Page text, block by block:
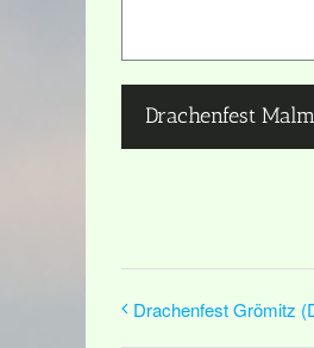
Drachenfest
Drachenfest Grömitz